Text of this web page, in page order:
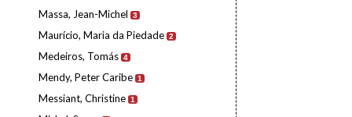
Massa, Jean-Michel 3
Maurício, Maria da Piedade 2
Medeiros, Tomás 4
Mendy, Peter Caribe 1
Messiant, Christine 1